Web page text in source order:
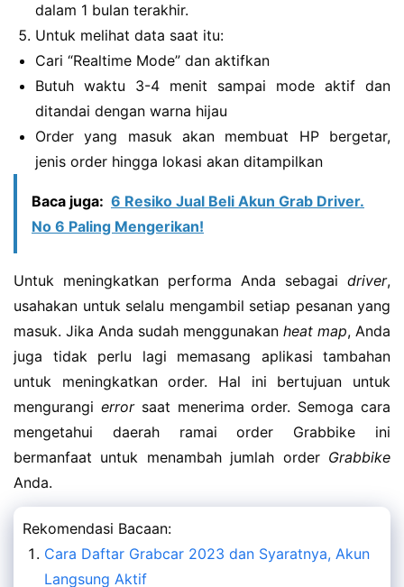
dalam 1 bulan terakhir.
Untuk melihat data saat itu:
Cari “Realtime Mode” dan aktifkan
Butuh waktu 3-4 menit sampai mode aktif dan
ditandai dengan warna hijau
Order yang masuk akan membuat HP bergetar,
jenis order hingga lokasi akan ditampilkan
Baca juga: 6 Resiko Jual Beli Akun Grab Driver.
No 6 Paling Mengerikan!
Untuk meningkatkan performa Anda sebagai driver,
usahakan untuk selalu mengambil setiap pesanan yang
masuk. Jika Anda sudah menggunakan heat map, Anda
juga tidak perlu lagi memasang aplikasi tambahan
untuk meningkatkan order. Hal ini bertujuan untuk
mengurangi errorsaat menerima order. Semoga cara
mengetahui daerah ramai order Grabbike ini
bermanfaat untuk menambah jumlah order Grabbike
Anda.
Rekomendasi Bacaan:
Cara Daftar Grabcar 2023 dan Syaratnya, Akun
Langsung Aktif